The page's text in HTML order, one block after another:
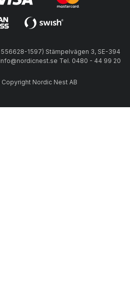
1597) Stämpelvägen 3, SE-394
Tel. 0480 - 44 99 20
Nordic Nest AB